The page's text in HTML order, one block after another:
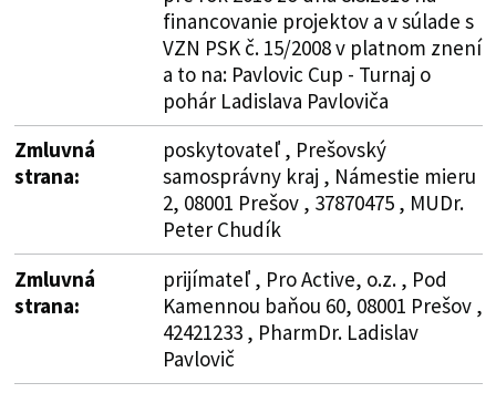
financovanie projektov a v súlade s
VZN PSK č. 15/2008 v platnom znení
a to na: Pavlovic Cup - Turnaj o
pohár Ladislava Pavloviča
Zmluvná
strana:
poskytovateľ , Prešovský
samosprávny kraj , Námestie mieru
2, 08001 Prešov , 37870475 , MUDr.
Peter Chudík
Zmluvná
strana:
prijímateľ , Pro Active, o.z. , Pod
Kamennou baňou 60, 08001 Prešov ,
42421233 , PharmDr. Ladislav
Pavlovič